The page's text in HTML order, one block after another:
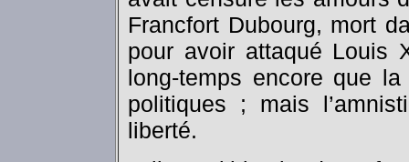
Francfort Dubourg, mort
pour avoir attaqué Louis
long-temps encore que
politiques ; mais
liberté.